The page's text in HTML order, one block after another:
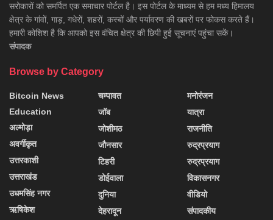
सरोकारों को समर्पित एक समाचार पोर्टल है। इस पोर्टल के माध्यम से हम मध्य हिमालय
क्षेत्र के गांवों, गाड़, गधेरों, शहरों, कस्बों और पर्यावरण की खबरों पर फोकस करते हैं।
हमारी कोशिश है कि आपको इस वंचित क्षेत्र की छिपी हुई सूचनाएं पहुंचा सकें।
संपादक
Browse by Category
Bitcoin News
Education
अल्मोड़ा
अवर्गीकृत
उत्तरकाशी
उत्तराखंड
उधमसिंह नगर
ऋषिकेश
चम्पावत
जॉब
जोशीमठ
जौनसार
टिहरी
डोईवाला
दुनिया
देहरादून
मनोरंजन
यात्रा
राजनीति
रुद्रप्रयाग
रुद्रप्रयाग
विकासनगर
वीडियो
संपादकीय